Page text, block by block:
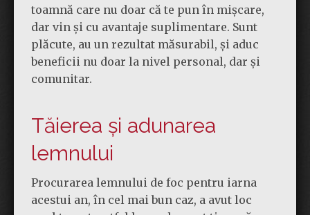
toamnă care nu doar că te pun în mișcare,
dar vin și cu avantaje suplimentare. Sunt
plăcute, au un rezultat măsurabil, și aduc
beneficii nu doar la nivel personal, dar și
comunitar.
Tăierea și adunarea
lemnului
Procurarea lemnului de foc pentru iarna
acestui an, în cel mai bun caz, a avut loc